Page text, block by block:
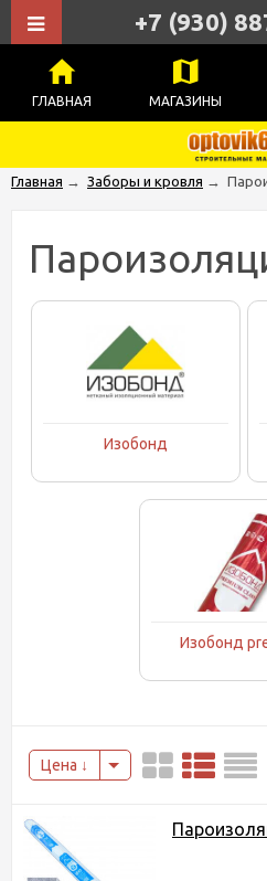
ГЛАВНАЯ МАГАЗИНЫ
+7 (930)
Главная → Заборы и кровля →
Изобонд
Изобонд
Цена